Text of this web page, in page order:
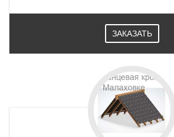
ЗАКАЗАТЬ